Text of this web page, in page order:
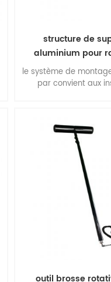
structure de
aluminium pour
solaire à
le système de
par convient aux
construction, stabilité
performances
extraordinaires,
outil brosse